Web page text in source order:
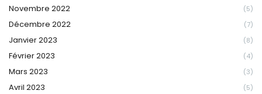
Novembre 2022 (5)
Décembre 2022 (7)
Janvier 2023 (8)
Février 2023 (4)
Mars 2023 (3)
Avril 2023 (5)